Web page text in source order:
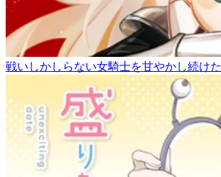
戦いしかしらない女騎士を甘やかし続けた